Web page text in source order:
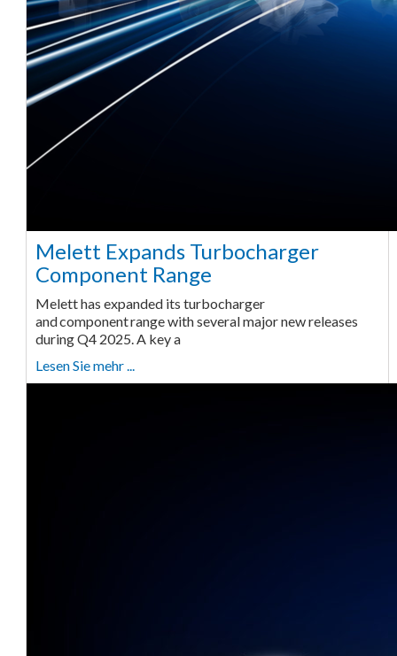
Melett Expands Turbocharger
Component Range
Melett has expanded its turbocharger
and component range with several major new releases
during Q4 2025. A key a
Lesen Sie mehr ...